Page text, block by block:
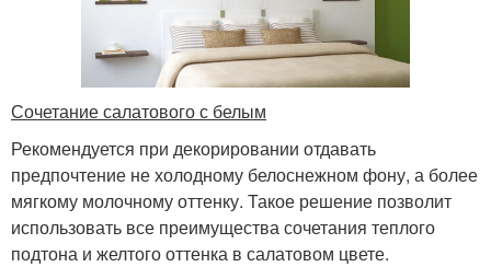
Сочетание салатового с белым
Рекомендуется при декорировании отдавать
предпочтение не холодному белоснежном фону, а более
мягкому молочному оттенку. Такое решение позволит
использовать все преимущества сочетания теплого
подтона и желтого оттенка в салатовом цвете.